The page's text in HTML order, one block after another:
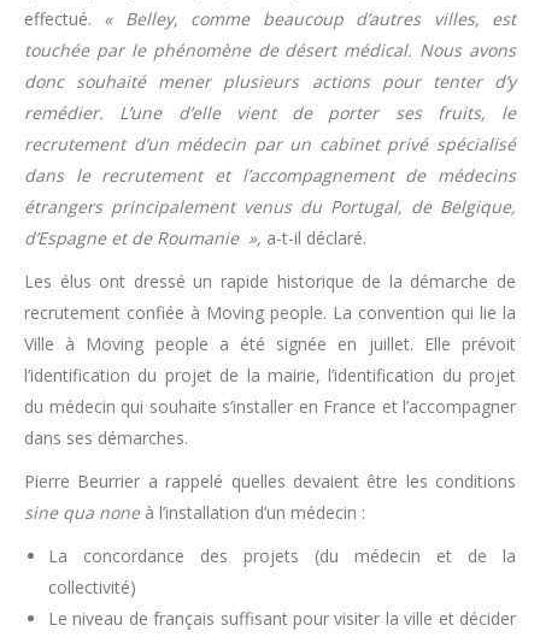
effectué. « Belley, comme beaucoup d’autres villes, est
touchée par le phénomène de désert médical. Nous avons
donc souhaité mener plusieurs actions pour tenter d’y
remédier. L’une d’elle vient de porter ses fruits, le
recrutement d’un médecin par un cabinet privé spécialisé
dans le recrutement et l’accompagnement de médecins
étrangers principalement venus du Portugal, de Belgique,
d’Espagne et de Roumanie », a-t-il déclaré.
Les élus ont dressé un rapide historique de la démarche de
recrutement confiée à Moving people. La convention qui lie la
Ville à Moving people a été signée en juillet. Elle prévoit
l’identification du projet de la mairie, l’identification du projet
du médecin qui souhaite s’installer en France et l’accompagner
dans ses démarches.
Pierre Beurrier a rappelé quelles devaient être les conditions
sine qua noneà l’installation d’un médecin :
La concordance des projets (du médecin et de la
collectivité)
Le niveau de français suffisant pour visiter la ville et décider